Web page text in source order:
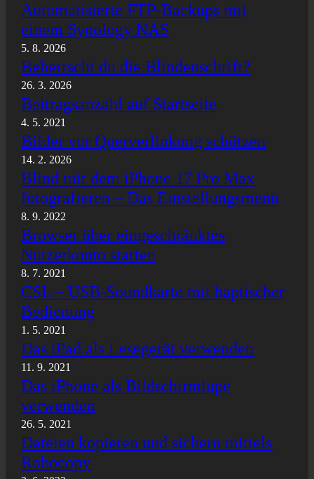
Automatisierte FTP-Backups mit
einem Synology NAS
5. 8. 2026
Beherrscht du die Blindenschrift?
26. 3. 2026
Beitragsanzahl auf Startseite
4. 5. 2021
Bilder vor Querverlinkung schützen
14. 2. 2026
Blind mit dem iPhone 17 Pro Max
fotografieren – Das Einstellungsmenü
8. 9. 2022
Browser über eingeschränktes
Nutzerkonto starten
8. 7. 2021
CSL – USB-Soundkarte mit haptischer
Bedienung
1. 5. 2021
Das iPad als Lesegerät verwenden
11. 9. 2021
Das iPhone als Bildschirmlupe
verwenden
26. 5. 2021
Dateien kopieren und sichern mittels
Robocopy